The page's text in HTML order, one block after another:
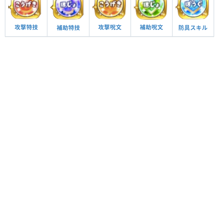
攻撃特技 補助特技 攻撃呪文 補助呪文 防具スキル